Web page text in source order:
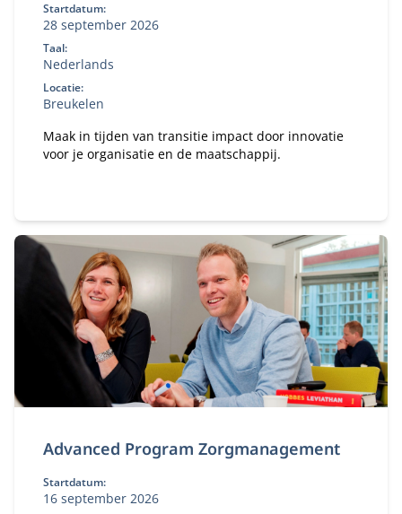
Startdatum:
28 september 2026
Taal:
Nederlands
Locatie:
Breukelen
Maak in tijden van transitie impact door innovatie
voor je organisatie en de maatschappij.
Advanced Program Zorgmanagement
Startdatum:
16 september 2026